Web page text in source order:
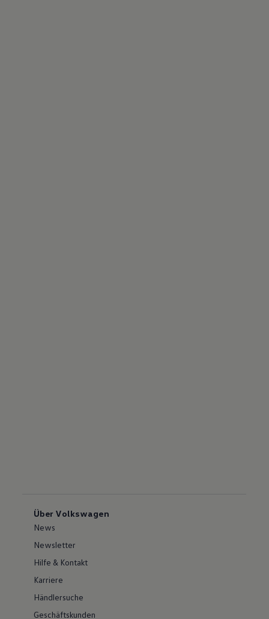
Über Volkswagen
News
Newsletter
Hilfe & Kontakt
Karriere
Händlersuche
Geschäftskunden